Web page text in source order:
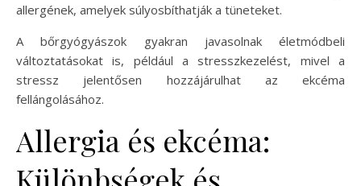
allergének, amelyek súlyosbíthatják a tüneteket.
A bőrgyógyászok gyakran javasolnak életmódbeli
változtatásokat is, például a stresszkezelést, mivel a
stressz jelentősen hozzájárulhat az ekcéma
fellángolásához.
Allergia és ekcéma: